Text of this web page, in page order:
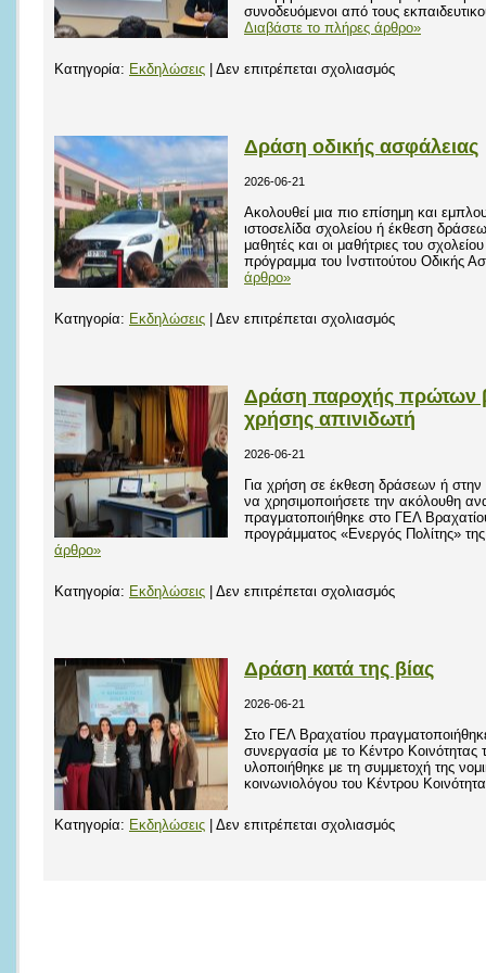
συνοδευόμενοι από τους
Διαβάστε το πλήρες άρθρο»
Κατηγορία: Εκδηλώσεις Δεν επιτρέπεται σχολιασμόςστο
Πανεπιστήμιο
Δράση οδικής ασφάλειας
2026-06-21
Ακολουθεί μια πιο επίσημη και
ιστοσελίδα σχολείου ή έκθεση
μαθητές και οι μαθήτριες του
πρόγραμμα του Ινστιτούτου Οδικής
άρθρο»
Κατηγορία: Εκδηλώσεις Δεν επιτρέπεται σχολιασμόςστο
ασφάλειας
Δράση παροχής πρώτων
χρήσης απινιδωτή
2026-06-21
Για χρήση σε έκθεση δράσεων ή στην
να χρησιμοποιήσετε την ακόλουθη
πραγματοποιήθηκε στο ΓΕΛ
προγράμματος «Ενεργός Πολίτης»
άρθρο»
Κατηγορία: Εκδηλώσεις Δεν επιτρέπεται σχολιασμόςστο
πρώτων
και
χρήσης
απινιδωτή
Δράση κατά της βίας
2026-06-21
Στο ΓΕΛ Βραχατίου
συνεργασία με το Κέντρο
υλοποιήθηκε με τη συμμετοχή της
κοινωνιολόγου του Κέντρου
Κατηγορία: Εκδηλώσεις Δεν επιτρέπεται σχολιασμόςστο